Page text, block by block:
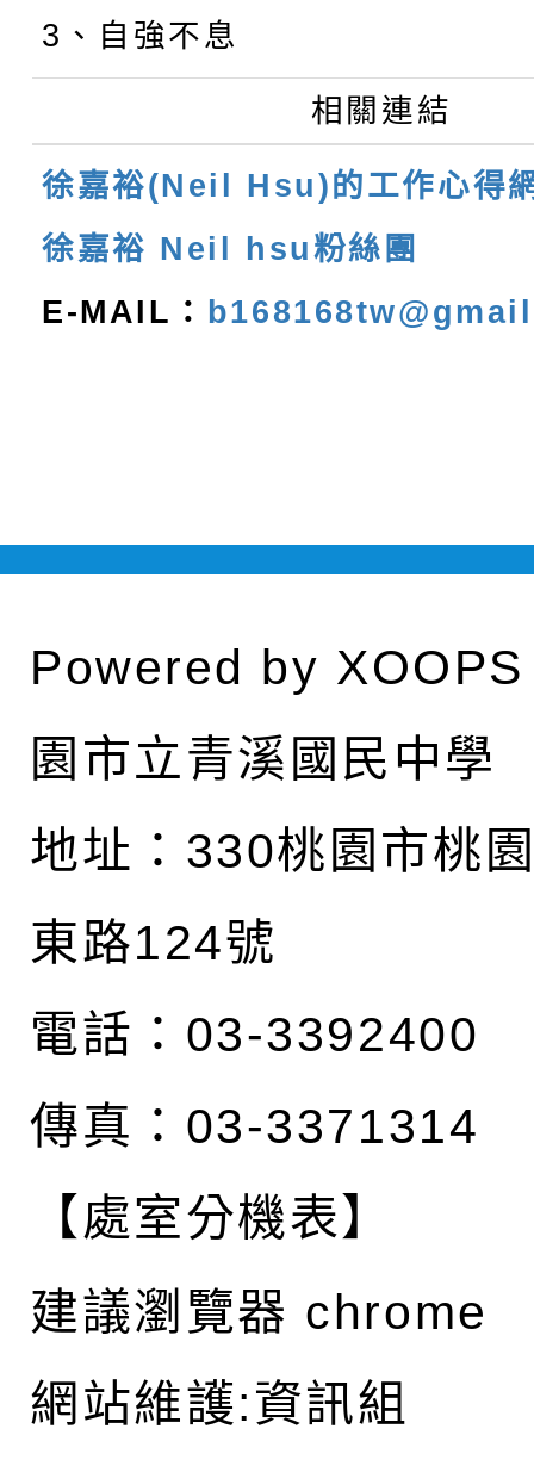
3、自強不息
相關連結
徐嘉裕(Neil Hsu)的工作心得
徐嘉裕 Neil hsu粉絲團
E-MAIL：
Powered by XOOPS
園市立青溪國民中學
地址： 330桃園市桃
東路124號
電話：03-3392400
傳真：03-3371314
【處室分機表】
建議瀏覽器 chrome
網站維護:資訊組